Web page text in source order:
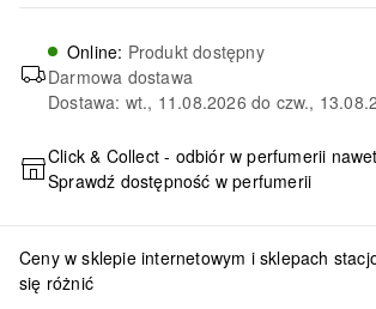
Online: Produkt dostępny
Darmowa dostawa
Dostawa: wt., 11.08.2026 do czw.,
DODAJ DO KOSZYKA
Click & Collect - odbiór w perfumerii
Sprawdź dostępność w perfumerii
Ceny w sklepie internetowym i sklepach
się różnić